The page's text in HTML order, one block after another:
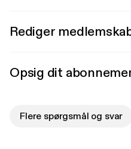
Rediger
Opsig dit
Flere spørgsmål og svar